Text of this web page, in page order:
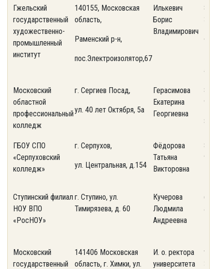
Гжельский
государственный
художественно-
промышленный
институт
140155, Московская
область,
Раменский р-н,
пос.Электроизолятор,67
Илькевич
Борис
Владимирович
8-
33
Московский
областной
профессиональный
колледж
г. Сергиев Посад,
ул. 40 лет Октября, 5а
Герасимова
Екатерина
Георгиевна
91,
ГБОУ СПО
«Серпуховский
колледж»
г. Серпухов,
ул. Центральная, д.154
Фёдорова
Татьяна
Викторовна
98
Ступинский филиал
НОУ ВПО
«РосНОУ»
г. Ступино, ул.
Тимирязева, д. 60
Кучерова
Людмила
Андреевна
Московский
государственный
141406 Московская
область, г. Химки, ул.
И. о. ректора
университета
35-